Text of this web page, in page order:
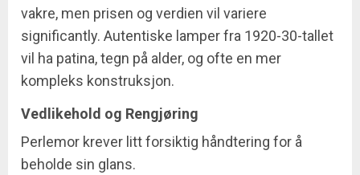
vakre, men prisen og verdien vil variere
significantly. Autentiske lamper fra 1920-30-tallet
vil ha patina, tegn på alder, og ofte en mer
kompleks konstruksjon.
Vedlikehold og Rengjøring
Perlemor krever litt forsiktig håndtering for å
beholde sin glans.